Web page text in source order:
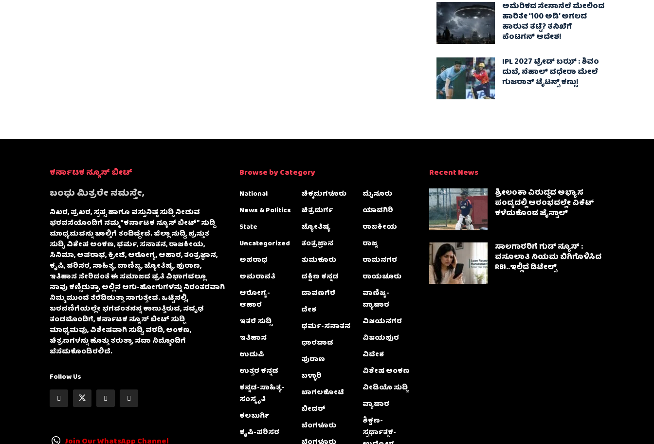
ಅಮೆರಿಕದ ಸೇನಾನೆಲೆ ಮೇಲಿಂದ
ಹಾರಿತೇ ‘100 ಅಡಿ’ ಅಗಲದ
ಹಾರುವ ತಟ್ಟೆ? ತನಿಖೆಗೆ
ಪೆಂಟಗನ್ ಆದೇಶ!
IPL 2027 ಟ್ರೇಡ್‌ ಬಝ್ : ಶಿವಂ
ದುಬೆ, ನೆಹಾಲ್ ವಧೇರಾ ಮೇಲೆ
ಗುಜರಾತ್ ಟೈಟನ್ಸ್ ಕಣ್ಣು!
ಕರ್ನಾಟಕ ನ್ಯೂಸ್ ಬೀಟ್
ಬಂಧು ಮಿತ್ರರೇ ನಮಸ್ತೇ,
ನಿಖರ, ಪ್ರಖರ, ಸ್ಪಷ್ಟ ಹಾಗೂ ವಸ್ತುನಿಷ್ಠ ಸುದ್ದಿ ನೀಡುವ
ಭರವಸೆಯೊಂದಿಗೆ ನಮ್ಮ “ಕರ್ನಾಟಕ ನ್ಯೂಸ್ ಬೀಟ್” ಸುದ್ದಿ
ಮಾಧ್ಯಮವನ್ನು ಚಾಲ್ತಿಗೆ ತಂದಿದ್ದೇವೆ. ಜಿಲ್ಲಾ ಸುದ್ದಿ, ಪ್ರಸ್ತುತ
ಸುದ್ದಿ, ವಿಶೇಷ ಅಂಕಣ, ಧರ್ಮ, ಸನಾತನ, ರಾಜಕೀಯ,
ಸಿನಿಮಾ, ಅಪರಾಧ, ಕ್ರೀಡೆ, ಆರೋಗ್ಯ, ಆಹಾರ, ತಂತ್ರಜ್ಞಾನ,
ಕೃಷಿ, ಪರಿಸರ, ಸಾಹಿತ್ಯ, ವಾಣಿಜ್ಯ, ಜ್ಯೋತಿಷ್ಯ, ಪುರಾಣ,
ಇತಿಹಾಸ ಸೇರಿದಂತೆ ಈ ಸಮಾಜದ ಪ್ರತಿ ವಿಭಾಗದಲ್ಲೂ
ನಾವು ಕಣ್ಣಿಡುತ್ತಾ, ಅಲ್ಲಿನ ಆಗು-ಹೋಗುಗಳನ್ನು ನಿರಂತರವಾಗಿ
ನಿಮ್ಮ ಮುಂದೆ ತೆರೆದಿಡುತ್ತಾ ಸಾಗುತ್ತೇವೆ. ಒಟ್ಟಿನಲ್ಲಿ,
ಬರವಣಿಗೆಯಲ್ಲೇ ಭಗವಂತನನ್ನ ಕಾಣುತ್ತಿರುವ, ಸದೃಢ
ತಂಡದೊಂದಿಗೆ, ಕರ್ನಾಟಕ ನ್ಯೂಸ್ ಬೀಟ್ ಸುದ್ದಿ
ಮಾಧ್ಯಮವು, ವಿಶೇಷವಾಗಿ ಸುದ್ದಿ, ವರದಿ, ಅಂಕಣ,
ಚಿತ್ರಣಗಳನ್ನು ಹೊತ್ತು ತರುತ್ತಾ, ಸದಾ ನಿಮ್ಮೊಂದಿಗೆ
ಬೆಸೆದುಕೊಂಡಿರಲಿದೆ.
Follow Us
Browse by Category
National
News & Politics
State
Uncategorized
ಅಪರಾಧ
ಅಮರಾವತಿ
ಆರೋಗ್ಯ-
ಆಹಾರ
ಇತರೆ ಸುದ್ದಿ
ಇತಿಹಾಸ
ಉಡುಪಿ
ಉತ್ತರ ಕನ್ನಡ
ಕನ್ನಡ-ಸಾಹಿತ್ಯ-
ಸಂಸ್ಕೃತಿ
ಕಲಬುರ್ಗಿ
ಕೃಷಿ-ಪರಿಸರ
ಚಿಕ್ಕಮಗಳೂರು
ಚಿತ್ರದುರ್ಗ
ಜ್ಯೋತಿಷ್ಯ
ತಂತ್ರಜ್ಞಾನ
ತುಮಕೂರು
ದಕ್ಷಿಣ ಕನ್ನಡ
ದಾವಣಗೆರೆ
ದೇಶ
ಧರ್ಮ-ಸನಾತನ
ಧಾರವಾಡ
ಪುರಾಣ
ಬಳ್ಳಾರಿ
ಬಾಗಲಕೋಟೆ
ಬೀದರ್
ಬೆಂಗಳೂರು
ಮೈಸೂರು
ಯಾದಗಿರಿ
ರಾಜಕೀಯ
ರಾಜ್ಯ
ರಾಮನಗರ
ರಾಯಚೂರು
ವಾಣಿಜ್ಯ-
ವ್ಯಾಪಾರ
ವಿಜಯನಗರ
ವಿಜಯಪುರ
ವಿದೇಶ
ವಿಶೇಷ ಅಂಕಣ
ವೀಡಿಯೊ ಸುದ್ದಿ
ವ್ಯಾಪಾರ
ಶಿಕ್ಷಣ-
ಸ್ಪರ್ಧಾತ್ಮಕ-
Recent News
ಶ್ರೀಲಂಕಾ ವಿರುದ್ಧದ ಅಭ್ಯಾಸ
ಪಂದ್ಯದಲ್ಲಿ ಆರಂಭದಲ್ಲೇ ವಿಕೆಟ್
ಕಳೆದುಕೊಂಡ ಜೈಸ್ವಾಲ್
ಸಾಲಗಾರರಿಗೆ ಗುಡ್ ನ್ಯೂಸ್ :
ವಸೂಲಾತಿ ನಿಯಮ ಬಿಗಿಗೊಳಿಸಿದ
RBI..ಇಲ್ಲಿದೆ ಡಿಟೇಲ್ಸ್